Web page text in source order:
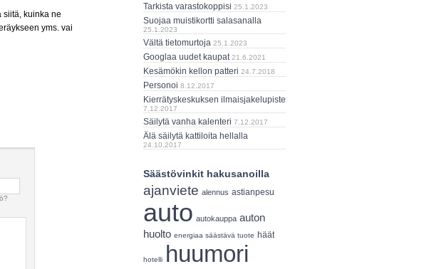
siitä, kuinka ne
yms. vai
Tarkista varastokoppisi 25.1.2023
Suojaa muistikortti salasanalla
25.1.2023
Vältä tietomurtoja 25.1.2023
Googlaa uudet kaupat 21.6.2021
Kesämökin kellon patteri 24.7.2018
Personoi 8.12.2017
Kierrätyskeskuksen ilmaisjakelupiste
7.12.2017
Säilytä vanha kalenteri 7.12.2017
Älä säilytä kattiloita hellalla
24.10.2017
Säästövinkit hakusanoilla
ajanviete alennus astianpesu
auto autokauppa auton
huolto energiaa säästävä tuote häät
hotelli huumori